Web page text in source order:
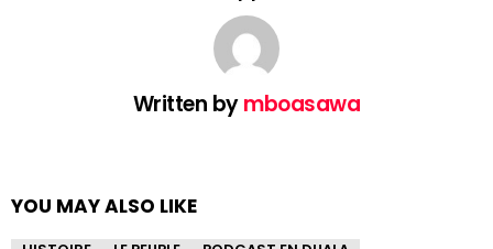
Written bymboasawa
YOU MAY ALSO LIKE